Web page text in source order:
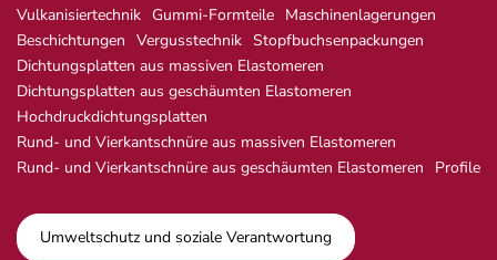
Vulkanisiertechnik Gummi-Formteile Maschinenlagerungen
Beschichtungen Vergusstechnik Stopfbuchsenpackungen
Dichtungsplatten aus massiven Elastomeren
Dichtungsplatten aus geschäumten Elastomeren
Hochdruckdichtungsplatten
Rund- und Vierkantschnüre aus massiven Elastomeren
Rund- und Vierkantschnüre aus geschäumten Elastomeren
Profile
Umweltschutz und soziale Verantwortung